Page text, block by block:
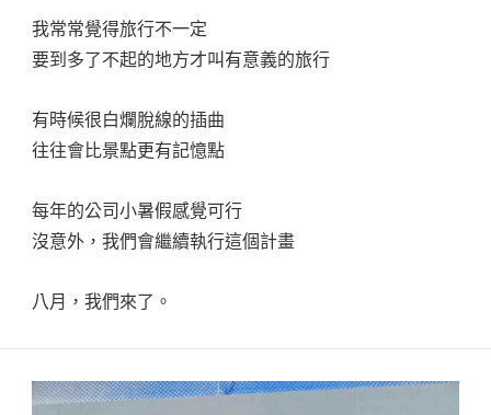
我常常覺得旅行不一定
要到多了不起的地方才叫有意義的旅行
有時候很白爛脫線的插曲
往往會比景點更有記憶點
每年的公司小暑假感覺可行
沒意外，我們會繼續執行這個計畫
八月，我們來了。